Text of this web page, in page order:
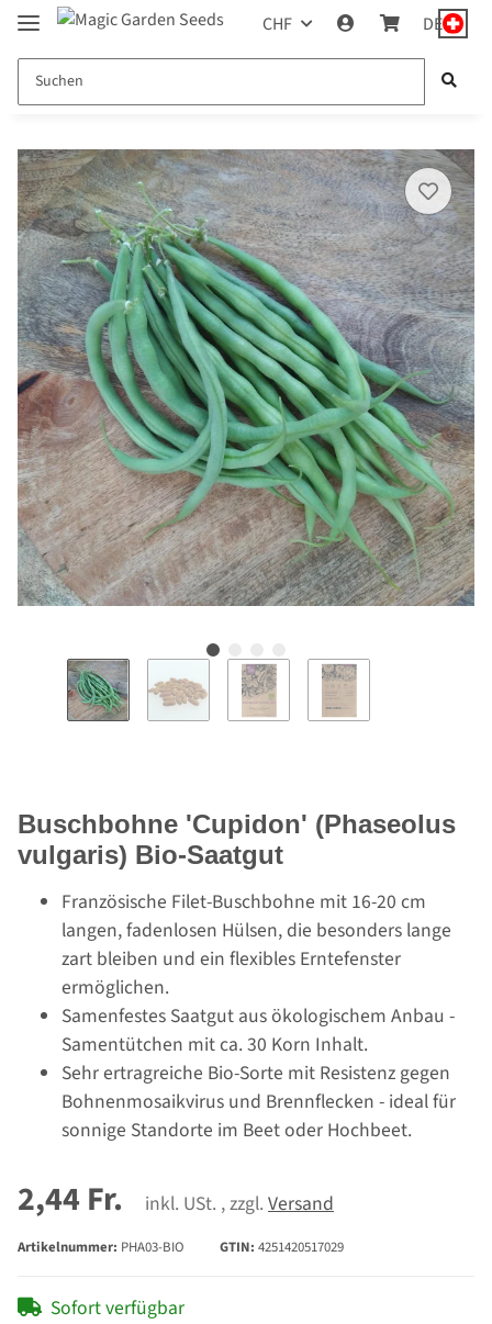
CHF DE
Buschbohne 'Cupidon' (Phaseolus
vulgaris) Bio-Saatgut
Französische Filet-Buschbohne mit 16-20 cm
langen, fadenlosen Hülsen, die besonders lange
zart bleiben und ein flexibles Erntefenster
ermöglichen.
Samenfestes Saatgut aus ökologischem Anbau -
Samentütchen mit ca. 30 Korn Inhalt.
Sehr ertragreiche Bio-Sorte mit Resistenz gegen
Bohnenmosaikvirus und Brennflecken - ideal für
sonnige Standorte im Beet oder Hochbeet.
2,44 Fr. inkl. USt. , zzgl. Versand
Artikelnummer: PHA03-BIO GTIN: 4251420517029
Sofort verfügbar